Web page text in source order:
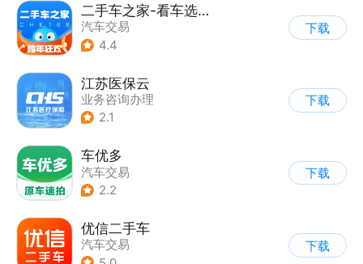
二手车之家-看车选车买车卖车
汽车交易
4.4
下载
江苏医保云
业务咨询办理
| 公积金社保
2.1
下载
车优多
汽车交易
2.2
下载
优信二手车
汽车交易
下载